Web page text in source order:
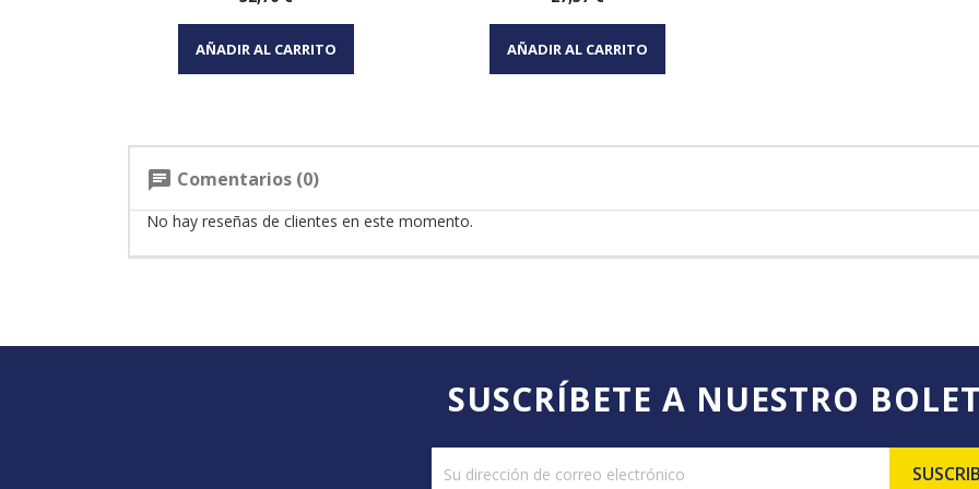
Vista rápida
AÑADIR AL CARRITO
Vista rápida
AÑADIR AL CARRITO
chat Comentarios (0)
No hay reseñas de clientes en este momento.
SUSCRÍBETE A NUESTRO